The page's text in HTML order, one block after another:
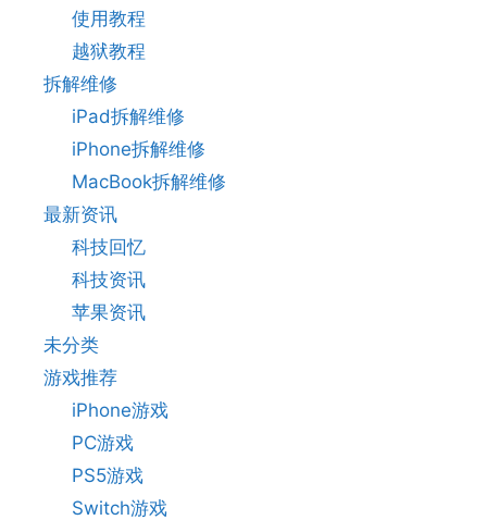
使用教程
越狱教程
拆解维修
iPad拆解维修
iPhone拆解维修
MacBook拆解维修
最新资讯
科技回忆
科技资讯
苹果资讯
未分类
游戏推荐
iPhone游戏
PC游戏
PS5游戏
Switch游戏